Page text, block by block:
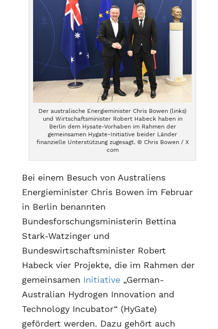
Der australische Energieminister Chris Bowen (links)
und Wirtschaftsminister Robert Habeck haben in
Berlin dem Hysate-Vorhaben im Rahmen der
gemeinsamen Hygate-Initiative beider Länder
finanzielle Unterstützung zugesagt. © Chris Bowen / X
com
Bei einem Besuch von Australiens
Energieminister Chris Bowen im Februar
in Berlin benannten
Bundesforschungsministerin Bettina
Stark-Watzinger und
Bundeswirtschaftsminister Robert
Habeck vier Projekte, die im Rahmen der
gemeinsamen Initiative„German-
Australian Hydrogen Innovation and
Technology Incubator“ (HyGate)
gefördert werden. Dazu gehört auch